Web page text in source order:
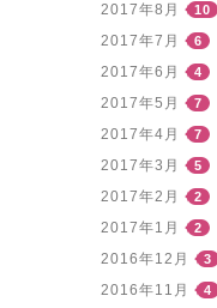
2017年8月 10
2017年7月 6
2017年6月 4
2017年5月 7
2017年4月 7
2017年3月 5
2017年2月 2
2017年1月 2
2016年12月 3
2016年11月 4